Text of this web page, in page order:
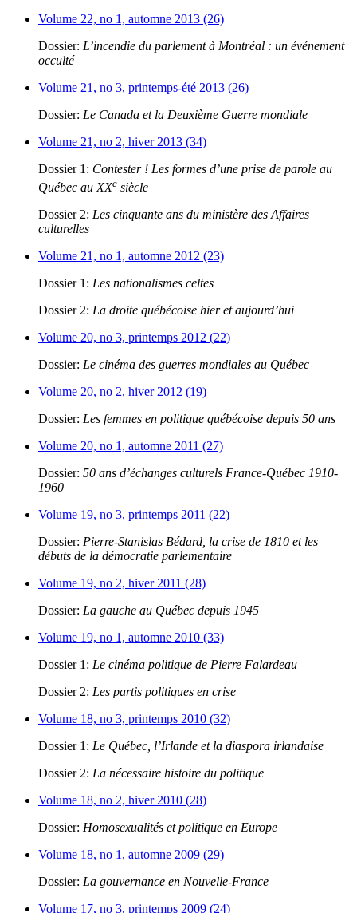
Volume 22, no 1, automne 2013 (26)
Dossier: L’incendie du parlement à Montréal : un événement
occulté
Volume 21, no 3, printemps-été 2013 (26)
Dossier: Le Canada et la Deuxième Guerre mondiale
Volume 21, no 2, hiver 2013 (34)
Dossier 1: Contester ! Les formes d’une prise de parole au
Québec au XXe siècle
Dossier 2: Les cinquante ans du ministère des Affaires
culturelles
Volume 21, no 1, automne 2012 (23)
Dossier 1: Les nationalismes celtes
Dossier 2: La droite québécoise hier et aujourd’hui
Volume 20, no 3, printemps 2012 (22)
Dossier: Le cinéma des guerres mondiales au Québec
Volume 20, no 2, hiver 2012 (19)
Dossier: Les femmes en politique québécoise depuis 50 ans
Volume 20, no 1, automne 2011 (27)
Dossier: 50 ans d’échanges culturels France-Québec 1910-
1960
Volume 19, no 3, printemps 2011 (22)
Dossier: Pierre-Stanislas Bédard, la crise de 1810 et les
débuts de la démocratie parlementaire
Volume 19, no 2, hiver 2011 (28)
Dossier: La gauche au Québec depuis 1945
Volume 19, no 1, automne 2010 (33)
Dossier 1: Le cinéma politique de Pierre Falardeau
Dossier 2: Les partis politiques en crise
Volume 18, no 3, printemps 2010 (32)
Dossier 1: Le Québec, l’Irlande et la diaspora irlandaise
Dossier 2: La nécessaire histoire du politique
Volume 18, no 2, hiver 2010 (28)
Dossier: Homosexualités et politique en Europe
Volume 18, no 1, automne 2009 (29)
Dossier: La gouvernance en Nouvelle-France
Volume 17, no 3, printemps 2009 (24)